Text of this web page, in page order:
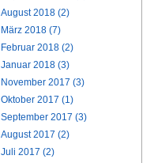
August 2018 (2)
März 2018 (7)
Februar 2018 (2)
Januar 2018 (3)
November 2017 (3)
Oktober 2017 (1)
September 2017 (3)
August 2017 (2)
Juli 2017 (2)